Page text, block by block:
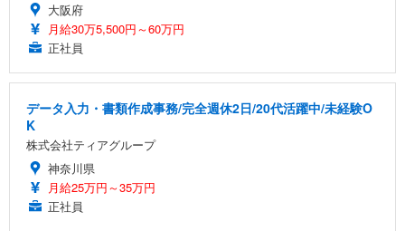
大阪府
月給30万5,500円～60万円
正社員
データ入力・書類作成事務/完全週休2日/20代活躍中/未経験O
K
株式会社ティアグループ
神奈川県
月給25万円～35万円
正社員